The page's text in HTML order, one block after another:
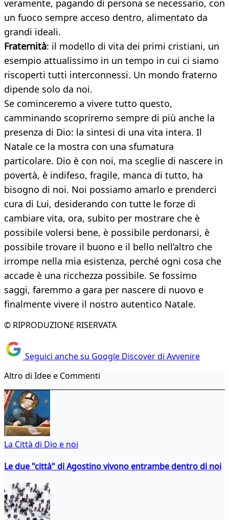
veramente, pagando di persona se necessario, con
un fuoco sempre acceso dentro, alimentato da
grandi ideali.
Fraternità: il modello di vita dei primi cristiani, un
esempio attualissimo in un tempo in cui ci siamo
riscoperti tutti interconnessi. Un mondo fraterno
dipende solo da noi.
Se cominceremo a vivere tutto questo,
camminando scopriremo sempre di più anche la
presenza di Dio: la sintesi di una vita intera. Il
Natale ce la mostra con una sfumatura
particolare. Dio è con noi, ma sceglie di nascere in
povertà, è indifeso, fragile, manca di tutto, ha
bisogno di noi. Noi possiamo amarlo e prenderci
cura di Lui, desiderando con tutte le forze di
cambiare vita, ora, subito per mostrare che è
possibile volersi bene, è possibile perdonarsi, è
possibile trovare il buono e il bello nell’altro che
irrompe nella mia esistenza, perché ogni cosa che
accade è una ricchezza possibile. Se fossimo
saggi, faremmo a gara per nascere di nuovo e
finalmente vivere il nostro autentico Natale.
© RIPRODUZIONE RISERVATA
Seguici anche su Google Discover di Avvenire
Altro di Idee e Commenti
La Città di Dio e noi
Le due "città" di Agostino vivono entrambe dentro di noi